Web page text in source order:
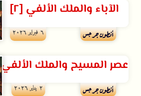
الآباء والملك الألفي [٢]
أنطون جرجس ٦ فبراير ۲۰۲٦
عصر المسيح والملك الألفي
أنطون جرجس ۲ يناير ۲۰۲٦